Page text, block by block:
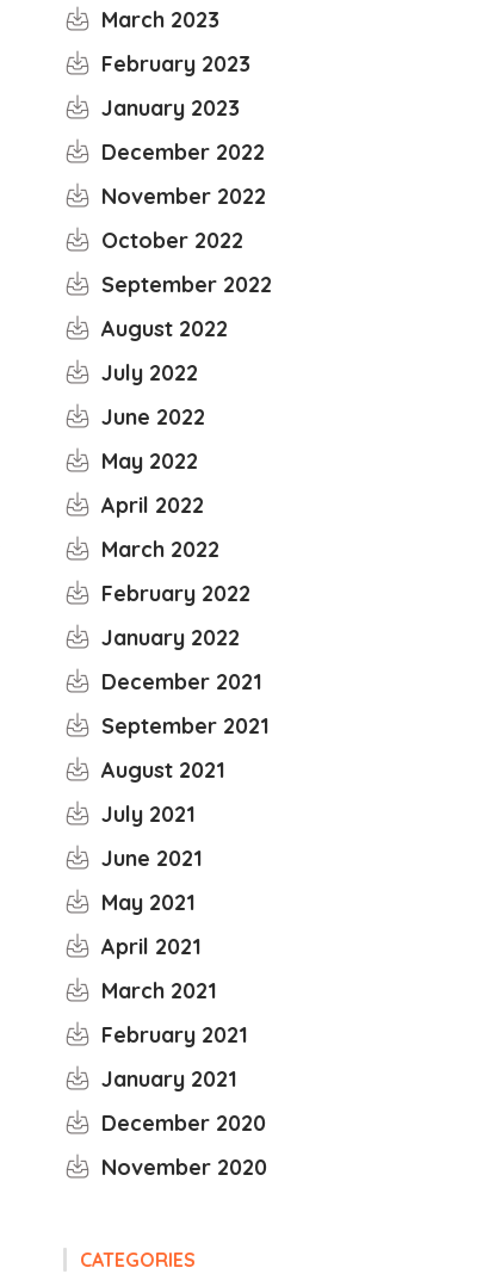
March 2023
February 2023
January 2023
December 2022
November 2022
October 2022
September 2022
August 2022
July 2022
June 2022
May 2022
April 2022
March 2022
February 2022
January 2022
December 2021
September 2021
August 2021
July 2021
June 2021
May 2021
April 2021
March 2021
February 2021
January 2021
December 2020
November 2020
CATEGORIES